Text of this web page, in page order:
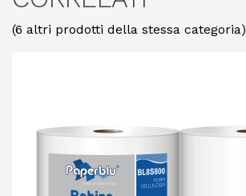
(6 altri prodotti della stessa categoria)